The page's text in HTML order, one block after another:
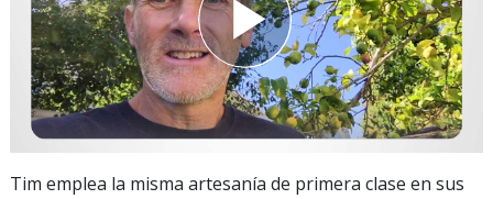
Tim emplea la misma artesanía de primera clase en sus